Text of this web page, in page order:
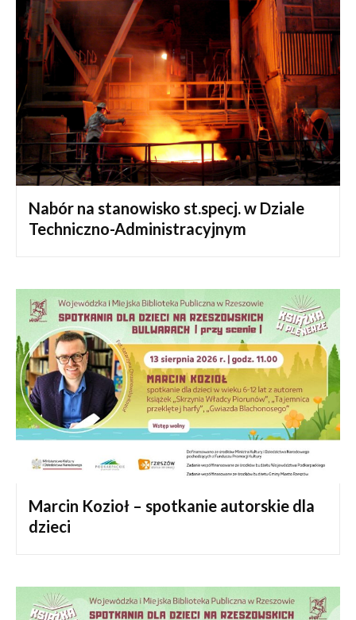
Nabór na stanowisko st.specj. w Dziale
Techniczno-Administracyjnym
Marcin Kozioł – spotkanie autorskie dla
dzieci